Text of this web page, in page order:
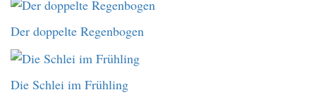
Der doppelte Regenbogen
Die Schlei im Frühling